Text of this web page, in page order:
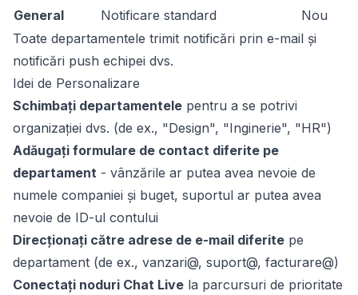
General Notificare standard
Nou
Toate departamentele trimit notificări prin e-mail și
notificări push echipei dvs.
Idei de Personalizare
Schimbați departamentele pentru a se potrivi
organizației dvs. (de ex., "Design", "Inginerie", "HR")
Adăugați formulare de contact diferite pe
departament - vânzările ar putea avea nevoie de
numele companiei și buget, suportul ar putea avea
nevoie de ID-ul contului
Direcționați către adrese de e-mail diferite pe
departament (de ex., vanzari@, suport@, facturare@)
Conectați noduri Chat Live la parcursuri de prioritate